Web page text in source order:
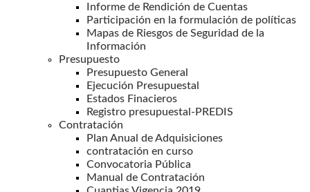
Informe de Rendición de Cuentas
Participación en la formulación de políticas
Mapas de Riesgos de Seguridad de la
Información
Presupuesto
Presupuesto General
Ejecución Presupuestal
Estados Finacieros
Registro presupuestal-PREDIS
Contratación
Plan Anual de Adquisiciones
contratación en curso
Convocatoria Pública
Manual de Contratación